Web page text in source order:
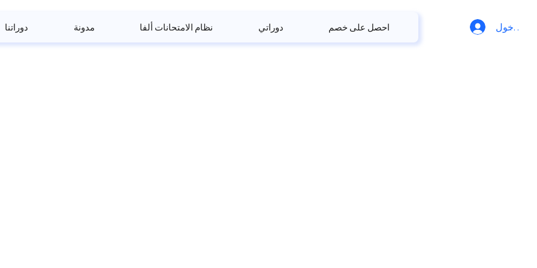
دوراتنا مدونة نظام الامتحانات ألفا دوراتي احصل على خصم الدخول